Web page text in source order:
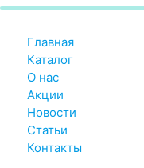
Главная
Каталог
О нас
Акции
Новости
Статьи
Контакты